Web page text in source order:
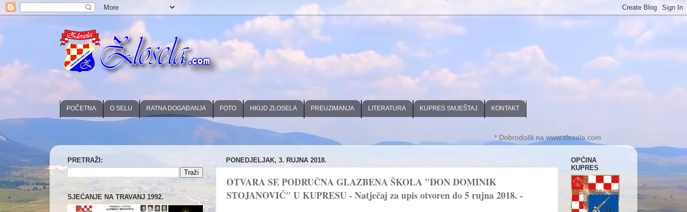
POČETNA O SELU RATNA DOGAĐANJA FOTO HKUD ZLOSELA PREUZIMANJA LITERATURA KUPRES SMJEŠTAJ KONTAKT
* Dobrodošli na www.zlosela.com
PONEDJELJAK, 3. RUJNA 2018.
OTVARA SE PODRUČNA GLAZBENA ŠKOLA "DON DOMINIK
STOJANOVIĆ" U KUPRESU - Natječaj za upis otvoren do 5 rujna 2018. -
PRETRAŽI:
SJEĆANJE NA TRAVANJ 1992.
OPĆINA
KUPRES